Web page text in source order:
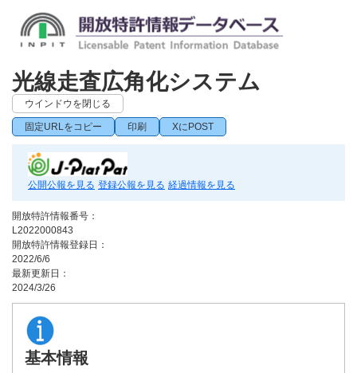
光線走査広角化システム
ウインドウを閉じる
固定URLをコピー 印刷 XにPOST
公開公報を見る 登録公報を見る 経過情報を見る
開放特許情報番号：
L2022000843
開放特許情報登録日：
2022/6/6
最新更新日：
2024/3/26
基本情報